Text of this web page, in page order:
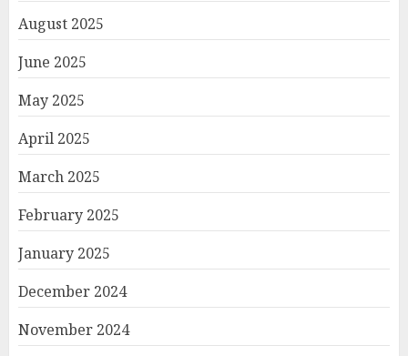
August 2025
June 2025
May 2025
April 2025
March 2025
February 2025
January 2025
December 2024
November 2024